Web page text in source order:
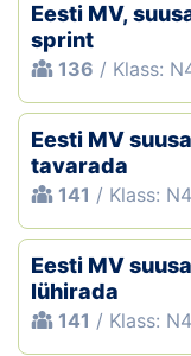
Eesti MV,
sprint
136 / Klass:
Eesti MV
tavarada
141 / Klass:
Eesti MV
lühirada
141 / Klass: